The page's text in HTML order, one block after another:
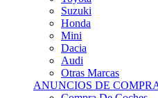
Honda
Mini
Dacia
Audi
Otras Marcas
ANUNCIOS DE COMPRA
Compra De Coches
ALQUILER VEHÍCULOS